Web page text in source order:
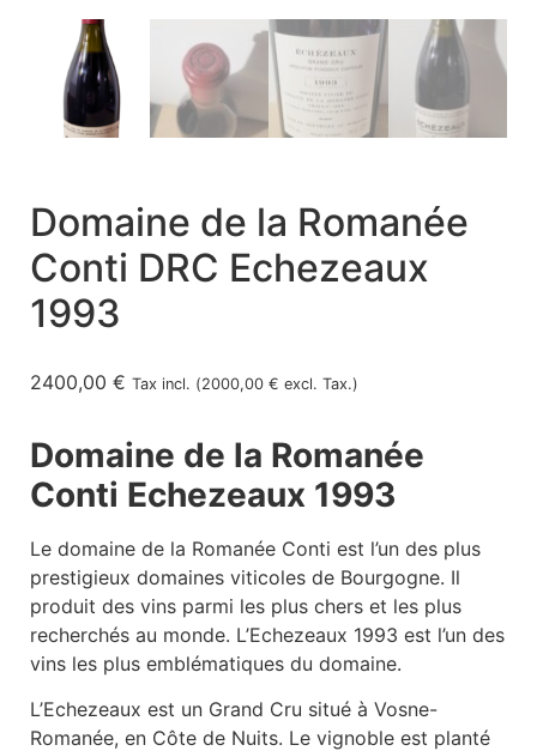
Domaine de la Romanée
Conti DRC Echezeaux
1993
2400,00 € Tax incl. (2000,00 € excl. Tax.)
Domaine de la Romanée
Conti Echezeaux 1993
Le domaine de la Romanée Conti est l’un des plus
prestigieux domaines viticoles de Bourgogne. Il
produit des vins parmi les plus chers et les plus
recherchés au monde. L’Echezeaux 1993 est l’un des
vins les plus emblématiques du domaine.
L’Echezeaux est un Grand Cru situé à Vosne-
Romanée, en Côte de Nuits. Le vignoble est planté